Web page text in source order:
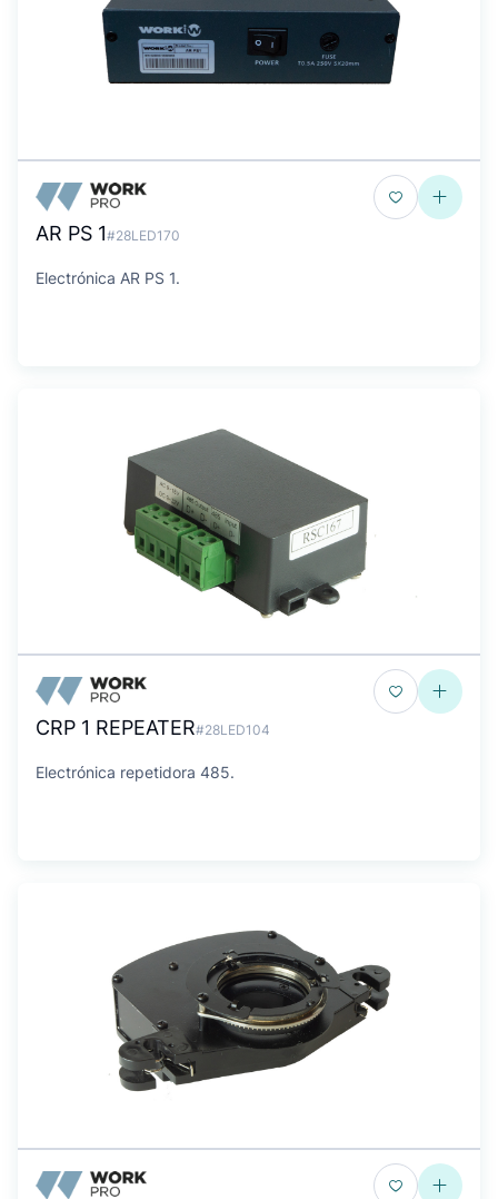
AR PS 1#28LED170
Electrónica AR PS 1.
CRP 1 REPEATER#28LED104
Electrónica repetidora 485.